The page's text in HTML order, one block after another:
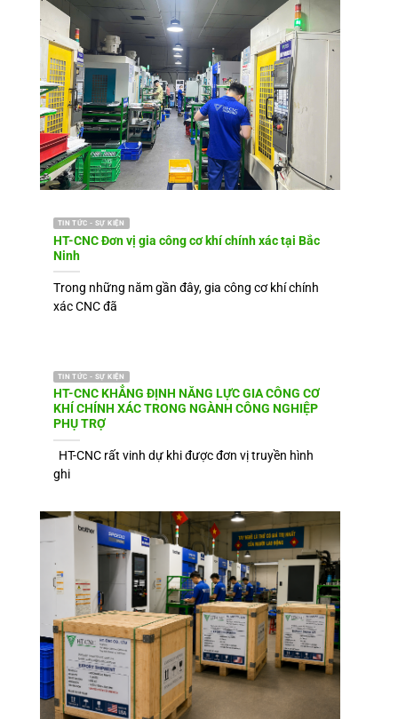
TIN TỨC - SỰ KIỆN
HT-CNC Đơn vị gia công cơ khí chính xác tại Bắc
Ninh
Trong những năm gần đây, gia công cơ khí chính
xác CNC đã
TIN TỨC - SỰ KIỆN
HT-CNC KHẲNG ĐỊNH NĂNG LỰC GIA CÔNG CƠ
KHÍ CHÍNH XÁC TRONG NGÀNH CÔNG NGHIỆP
PHỤ TRỢ
HT-CNC rất vinh dự khi được đơn vị truyền hình
ghi